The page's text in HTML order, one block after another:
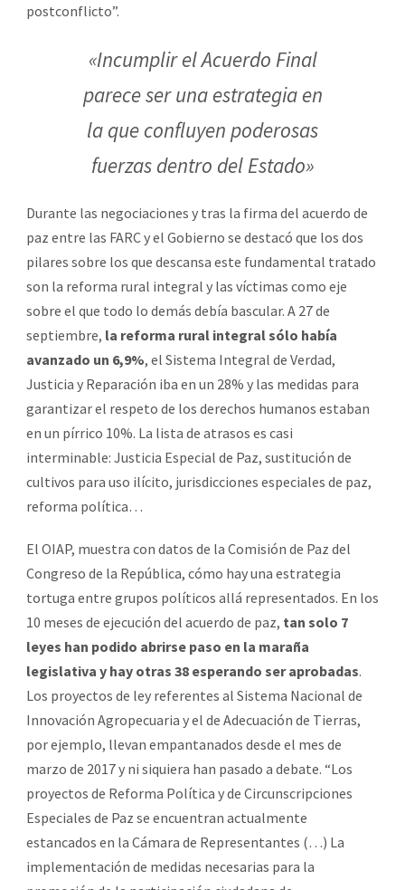
postconflicto”.
«Incumplir el Acuerdo Final
parece ser una estrategia en
la que confluyen poderosas
fuerzas dentro del Estado»
Durante las negociaciones y tras la firma del acuerdo de
paz entre las FARC y el Gobierno se destacó que los dos
pilares sobre los que descansa este fundamental tratado
son la reforma rural integral y las víctimas como eje
sobre el que todo lo demás debía bascular. A 27 de
septiembre, la reforma rural integral sólo había
avanzado un 6,9%, el Sistema Integral de Verdad,
Justicia y Reparación iba en un 28% y las medidas para
garantizar el respeto de los derechos humanos estaban
en un pírrico 10%. La lista de atrasos es casi
interminable: Justicia Especial de Paz, sustitución de
cultivos para uso ilícito, jurisdicciones especiales de paz,
reforma política…
El OIAP, muestra con datos de la Comisión de Paz del
Congreso de la República, cómo hay una estrategia
tortuga entre grupos políticos allá representados. En los
10 meses de ejecución del acuerdo de paz, tan solo 7
leyes han podido abrirse paso en la maraña
legislativa y hay otras 38 esperando ser aprobadas.
Los proyectos de ley referentes al Sistema Nacional de
Innovación Agropecuaria y el de Adecuación de Tierras,
por ejemplo, llevan empantanados desde el mes de
marzo de 2017 y ni siquiera han pasado a debate. “Los
proyectos de Reforma Política y de Circunscripciones
Especiales de Paz se encuentran actualmente
estancados en la Cámara de Representantes (…) La
implementación de medidas necesarias para la